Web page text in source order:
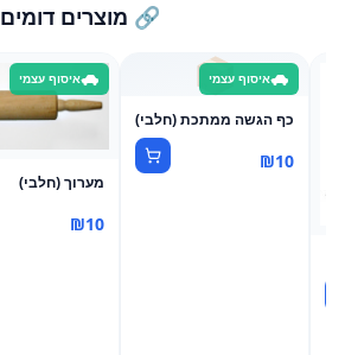
🔗 מוצרים דומים
📦
איסוף עצמי
כף הגשה ממתכת (חלבי)
₪10
איסוף עצמי
מערוך (חלבי)
₪10